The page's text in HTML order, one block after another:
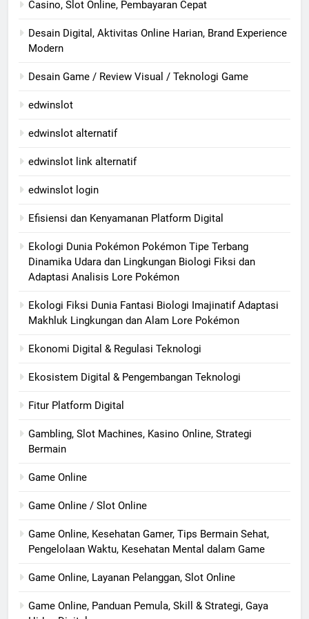
Casino, Slot Online, Pembayaran Cepat
Desain Digital, Aktivitas Online Harian, Brand Experience
Modern
Desain Game / Review Visual / Teknologi Game
edwinslot
edwinslot alternatif
edwinslot link alternatif
edwinslot login
Efisiensi dan Kenyamanan Platform Digital
Ekologi Dunia Pokémon Pokémon Tipe Terbang
Dinamika Udara dan Lingkungan Biologi Fiksi dan
Adaptasi Analisis Lore Pokémon
Ekologi Fiksi Dunia Fantasi Biologi Imajinatif Adaptasi
Makhluk Lingkungan dan Alam Lore Pokémon
Ekonomi Digital & Regulasi Teknologi
Ekosistem Digital & Pengembangan Teknologi
Fitur Platform Digital
Gambling, Slot Machines, Kasino Online, Strategi
Bermain
Game Online
Game Online / Slot Online
Game Online, Kesehatan Gamer, Tips Bermain Sehat,
Pengelolaan Waktu, Kesehatan Mental dalam Game
Game Online, Layanan Pelanggan, Slot Online
Game Online, Panduan Pemula, Skill & Strategi, Gaya